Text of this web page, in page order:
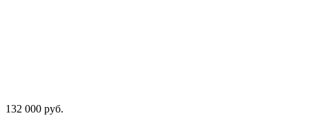
132 000 руб.